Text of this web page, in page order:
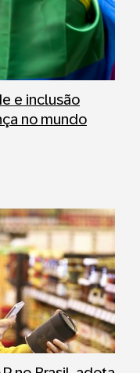
e inclusão
no mundo